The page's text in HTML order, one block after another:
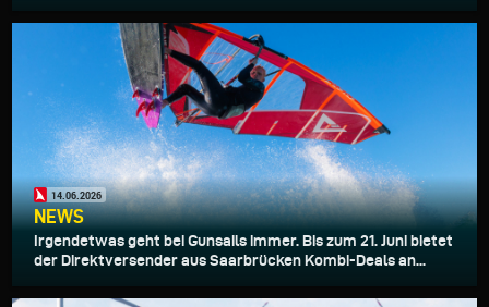
14.06.2026
NEWS
Irgendetwas geht bei Gunsails immer. Bis zum 21. Juni bietet
der Direktversender aus Saarbrücken Kombi-Deals an...